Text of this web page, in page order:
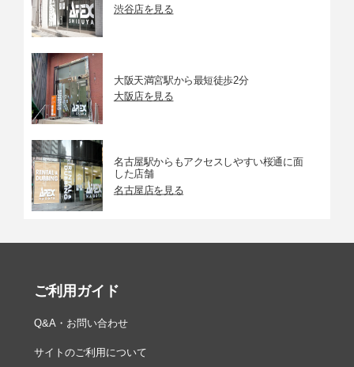
渋谷店を見る
大阪天満宮駅から最短徒歩2分
大阪店を見る
名古屋駅からもアクセスしやすい桜通に面
した店舗
名古屋店を見る
ご利用ガイド
Q&A・お問い合わせ
サイトのご利用について